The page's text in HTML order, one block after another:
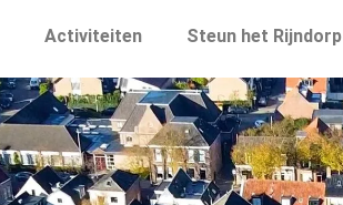
Activiteiten Steun het Rijndorp